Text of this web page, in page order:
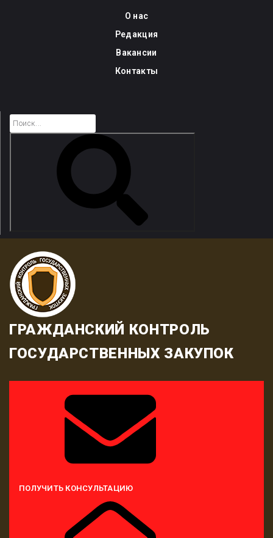
О нас
Редакция
Вакансии
Контакты
ГРАЖДАНСКИЙ КОНТРОЛЬ
ГОСУДАРСТВЕННЫХ ЗАКУПОК
ПОЛУЧИТЬ КОНСУЛЬТАЦИЮ